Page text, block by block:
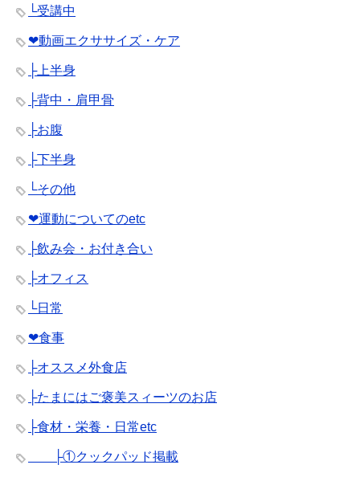
└受講中
❤︎動画エクササイズ・ケア
├上半身
├背中・肩甲骨
├お腹
├下半身
└その他
❤︎運動についてのetc
├飲み会・お付き合い
├オフィス
└日常
❤︎食事
├オススメ外食店
├たまにはご褒美スィーツのお店
├食材・栄養・日常etc
├①クックパッド掲載